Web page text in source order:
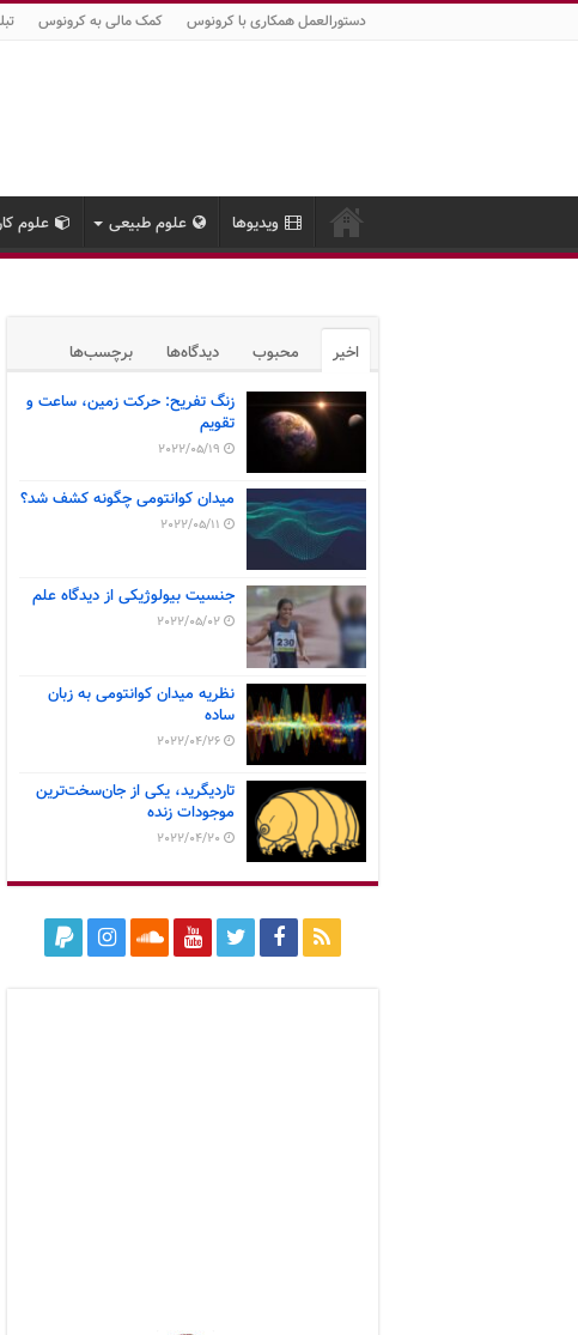
دستورالعمل همکاری با کرونوس کمک مالی به کرونوس
ویدیوها علوم طبیعی علوم
اخیر محبوب دیدگاه‌ها برچسب‌ها
زنگ تفریح: حرکت زمین، ساعت و
تقویم
2022/05/19
میدان کوانتومی چگونه کشف شد؟
2022/05/11
جنسیت بیولوژیکی از دیدگاه علم
2022/05/02
نظریه میدان کوانتومی به زبان
ساده
2022/04/26
تاردیگرید، یکی از جان‌سخت‌ترین
موجودات زنده
2022/04/20